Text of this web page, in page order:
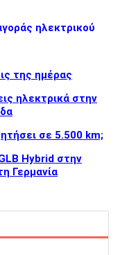
ηλεκτρικού
της ημέρας
ηλεκτρικά στην
σε 5.500 km;
Hybrid στην
Γερμανία